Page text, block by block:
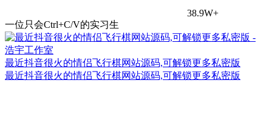
38.9W+
一位只会Ctrl+C/V的实习生
最近抖音很火的情侣飞行棋网站源码,可解锁更多私密版
最近抖音很火的情侣飞行棋网站源码,可解锁更多私密版